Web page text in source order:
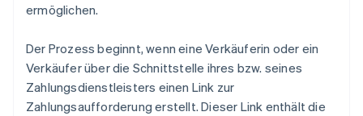
ermöglichen.
Der Prozess beginnt, wenn eine Verkäuferin oder ein
Verkäufer über die Schnittstelle ihres bzw. seines
Zahlungsdienstleisters einen Link zur
Zahlungsaufforderung erstellt. Dieser Link enthält die